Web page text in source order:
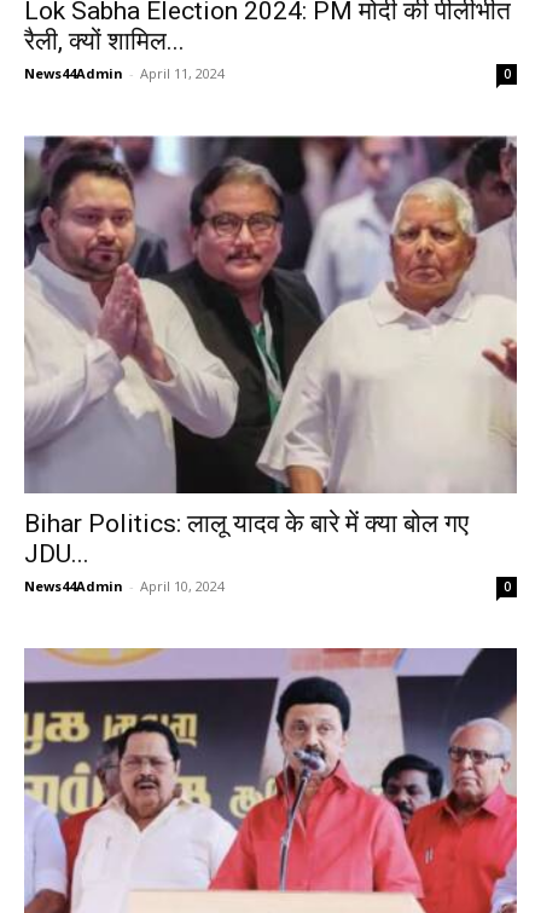
Lok Sabha Election 2024: PM मोदी की पीलीभीत
रैली, क्यों शामिल...
News44Admin - April 11, 2024 0
Bihar Politics: लालू यादव के बारे में क्या बोल गए
JDU...
News44Admin - April 10, 2024 0